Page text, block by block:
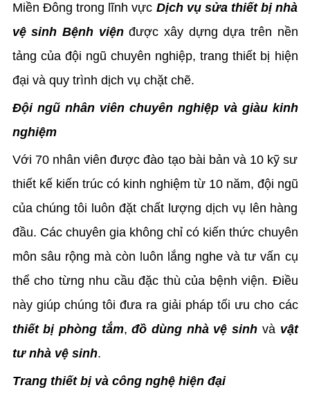
Miền Đông trong lĩnh vực Dịch vụ sửa thiết bị nhà
vệ sinh Bệnh việnđược xây dựng dựa trên nền
tảng của đội ngũ chuyên nghiệp, trang thiết bị hiện
đại và quy trình dịch vụ chặt chẽ.
Đội ngũ nhân viên chuyên nghiệp và giàu kinh
nghiệm
Với 70 nhân viên được đào tạo bài bản và 10 kỹ sư
thiết kế kiến trúc có kinh nghiệm từ 10 năm, đội ngũ
của chúng tôi luôn đặt chất lượng dịch vụ lên hàng
đầu. Các chuyên gia không chỉ có kiến thức chuyên
môn sâu rộng mà còn luôn lắng nghe và tư vấn cụ
thể cho từng nhu cầu đặc thù của bệnh viện. Điều
này giúp chúng tôi đưa ra giải pháp tối ưu cho các
thiết bị phòng tắm,đồ dùng nhà vệ sinh và vật
tư nhà vệ sinh.
Trang thiết bị và công nghệ hiện đại